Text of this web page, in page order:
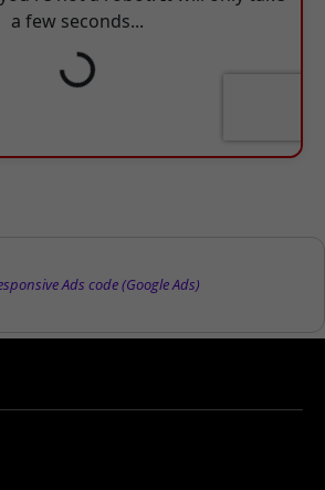
Ads code (Google Ads)